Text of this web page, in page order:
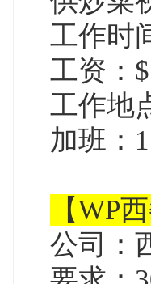
工作时
工资：
工作地
加班：
【WP
公司：